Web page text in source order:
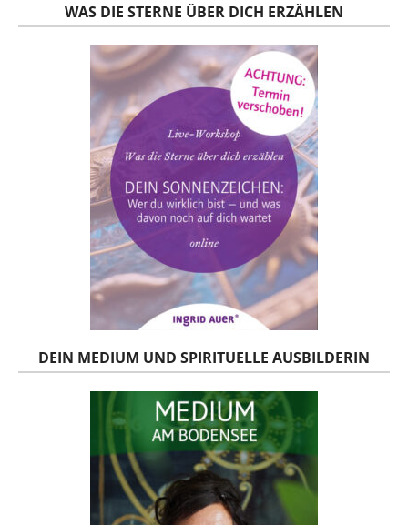
WAS DIE STERNE ÜBER DICH ERZÄHLEN
DEIN MEDIUM UND SPIRITUELLE AUSBILDERIN